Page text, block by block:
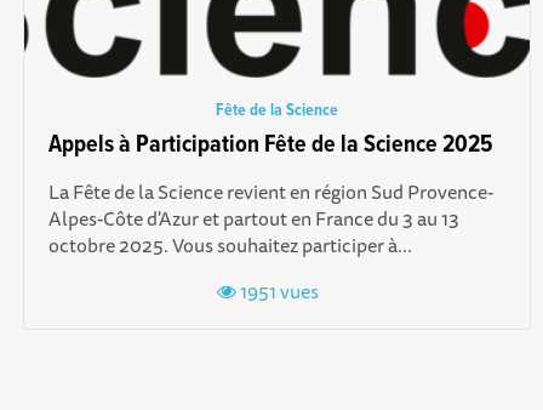
Fête de la Science
Appels à Participation Fête de la Science 2025
La Fête de la Science revient en région Sud Provence-
Alpes-Côte d'Azur et partout en France du 3 au 13
octobre 2025. Vous souhaitez participer à...
1951 vues